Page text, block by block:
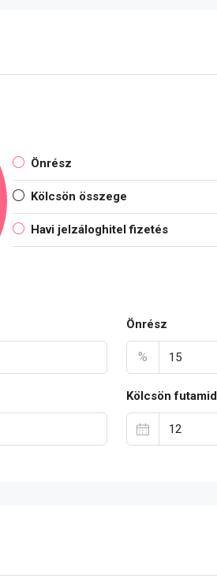
Önrész
Kölcsön összege
Havi jelzáloghitel fizetés
Önrész
%
Kölcsön